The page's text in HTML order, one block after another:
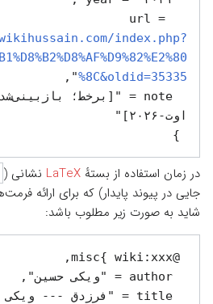
  url =
index.php?
%8C&oldid=35335
در زمان استفاده از بستهٔ LaTeX نشانی (
جایی در پیوند پایدار) که برای ارائه
شاید به صورت زیر مطلوب باشد: